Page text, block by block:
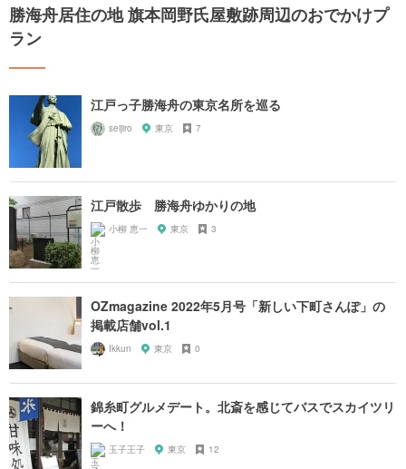
勝海舟居住の地 旗本岡野氏屋敷跡周辺のおでかけプ
ラン
江戸っ子勝海舟の東京名所を巡る
seijiro 東京 7
江戸散歩 勝海舟ゆかりの地
小柳 恵一 東京 3
OZmagazine 2022年5月号「新しい下町さんぽ」の
掲載店舗vol.1
Ikkun 東京 0
錦糸町グルメデート。北斎を感じてバスでスカイツリ
ーへ！
玉子王子 東京 12